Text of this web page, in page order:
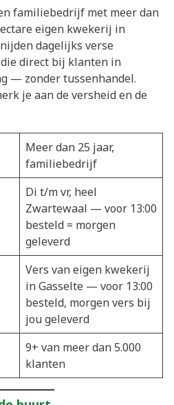
familiebedrijf met meer dan
eigen kwekerij in
dagelijks verse
direct bij klanten in
— zonder tussenhandel.
je aan de versheid en de
Meer dan 25 jaar,
familiebedrijf
Di t/m vr, heel
Zwartewaal — voor 13:00
besteld = morgen
geleverd
Vers van eigen kwekerij
in Gasselte — voor 13:00
besteld, morgen vers bij
jou geleverd
9+ van meer dan 5.000
klanten